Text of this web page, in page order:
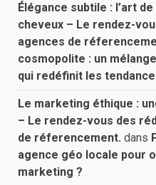
Élégance subtile : l’art
cheveux – Le rendez-
agences de
cosmopolite : un
qui redéfinit les
Le marketing éthique :
– Le rendez-vous des
de réferencement. dans
agence géo locale pour
marketing ?